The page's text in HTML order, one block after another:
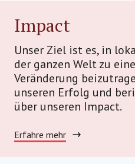
Impact
Unser Ziel ist es, in
der ganzen Welt zu
Veränderung
unseren Erfolg und
über unseren Impact.
Erfahre mehr